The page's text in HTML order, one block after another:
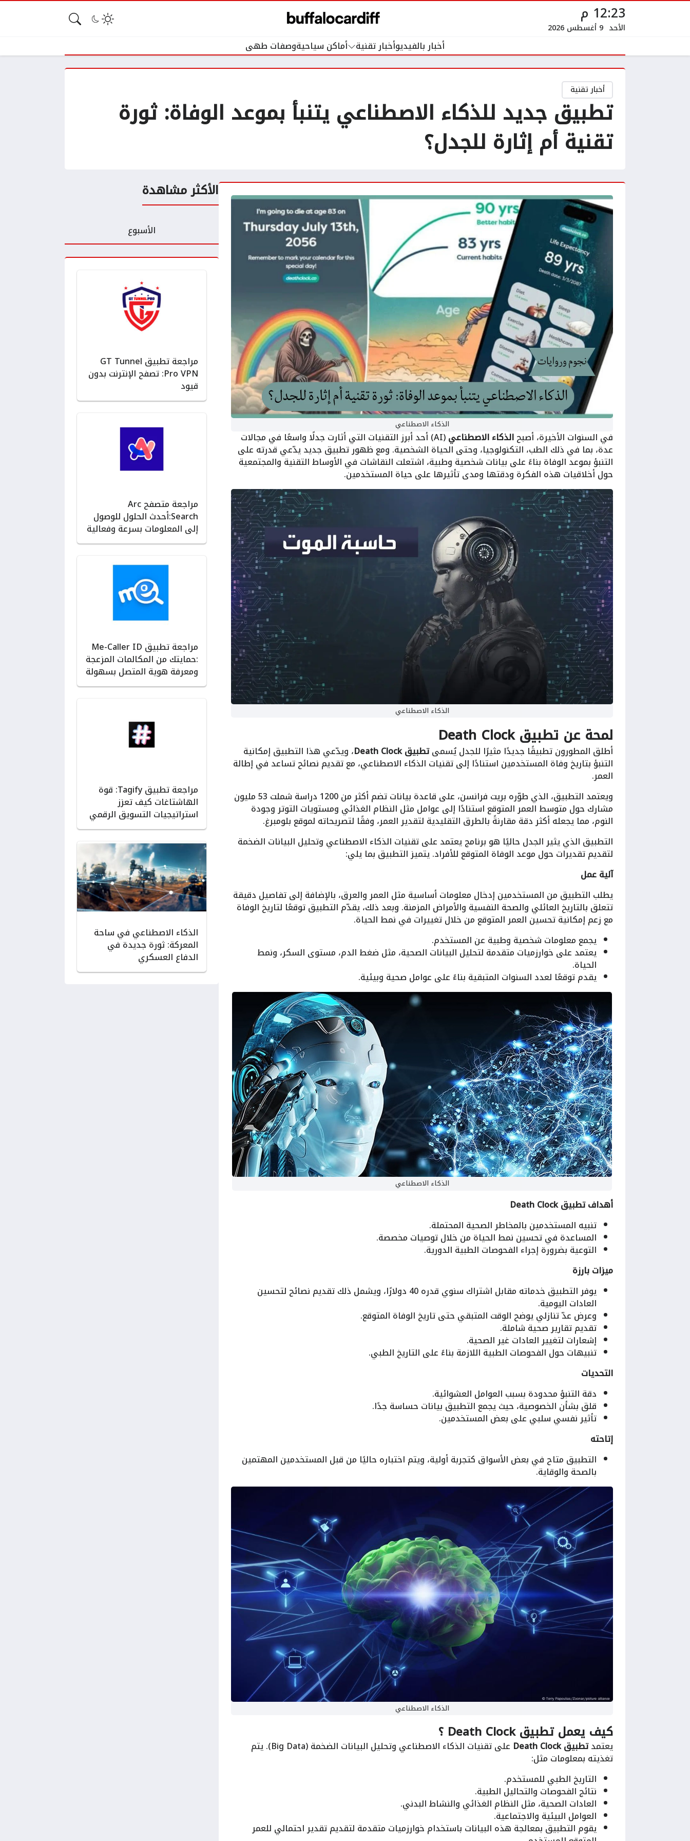
12:23 م
الأحد 9 أغسطس 2026
أخبار بالفيديوأخبار تقنية أماكن سياحيةوصفات طهى
أخبار تقنية
تطبيق جديد للذكاء الاصطناعي يتنبأ بموعد الوفاة: ثورة
تقنية أم إثارة للجدل؟
الأكثر مشاهدة
الأسبوع
مراجعة تطبيق GT Tunnel
Pro VPN: تصفح الإنترنت بدون
قيود
مراجعة متصفح Arc
Search:أحدث الحلول للوصول
إلى المعلومات بسرعة وفعالية
مراجعة تطبيق Me-Caller ID
:حمايتك من المكالمات المزعجة
ومعرفة هوية المتصل بسهولة
مراجعة تطبيق Tagify: قوة
الهاشتاغات كيف تعزز
استراتيجيات التسويق الرقمي
الذكاء الاصطناعي في ساحة
المعركة: ثورة جديدة في
الدفاع العسكري
الذكاء الاصطناعي
في السنوات الأخيرة، أصبحالذكاء الاصطناعي (AI) أحد أبرز التقنيات التي أثارت جدلًا واسعًا في مجالات
عدة، بما في ذلك الطب، التكنولوجيا، وحتى الحياة الشخصية. ومع ظهور تطبيق جديد يدّعي قدرته على
التنبؤ بموعد الوفاة بناءً على بيانات شخصية وطبية، اشتعلت النقاشات في الأوساط التقنية والمجتمعية
حول أخلاقيات هذه الفكرة ودقتها ومدى تأثيرها على حياة المستخدمين.
الذكاء الاصطناعي
لمحة عن تطبيق Death Clock
أطلق المطورون تطبيقًا جديدًا مثيرًا للجدل يُسمىتطبيق Death Clock ، ويدّعي هذا التطبيق إمكانية
التنبؤ بتاريخ وفاة المستخدمين استنادًا إلى تقنيات الذكاء الاصطناعي، مع تقديم نصائح تساعد في إطالة
العمر.
ويعتمد التطبيق، الذي طوّره بريت فرانسن، على قاعدة بيانات تضم أكثر من 1200 دراسة شملت 53 مليون
مشارك حول متوسط العمر المتوقع استنادًا إلى عوامل مثل النظام الغذائي ومستويات التوتر وجودة
النوم، مما يجعله أكثر دقة مقارنةً بالطرق التقليدية لتقدير العمر، وفقًا لتصريحاته لموقع بلومبرغ.
التطبيق الذي يثير الجدل حاليًا هو برنامج يعتمد على تقنيات الذكاء الاصطناعي وتحليل البيانات الضخمة
لتقديم تقديرات حول موعد الوفاة المتوقع للأفراد. يتميز التطبيق بما يلي:
آلية عمل
يطلب التطبيق من المستخدمين إدخال معلومات أساسية مثل العمر والعرق، بالإضافة إلى تفاصيل دقيقة
تتعلق بالتاريخ العائلي والصحة النفسية والأمراض المزمنة. وبعد ذلك، يقدّم التطبيق توقعًا لتاريخ الوفاة
مع زعم إمكانية تحسين العمر المتوقع من خلال تغييرات في نمط الحياة.
يجمع معلومات شخصية وطبية عن المستخدم.
يعتمد على خوارزميات متقدمة لتحليل البيانات الصحية، مثل ضغط الدم، مستوى السكر، ونمط
الحياة.
يقدم توقعًا لعدد السنوات المتبقية بناءً على عوامل صحية وبيئية.
الذكاء الاصطناعي
أهداف تطبيق Death Clock
تنبيه المستخدمين بالمخاطر الصحية المحتملة.
المساعدة في تحسين نمط الحياة من خلال توصيات مخصصة.
التوعية بضرورة إجراء الفحوصات الطبية الدورية.
ميزات بارزة
يوفر التطبيق خدماته مقابل اشتراك سنوي قدره 40 دولارًا، ويشمل ذلك تقديم نصائح لتحسين
العادات اليومية.
وعرض عدّ تنازلي يوضح الوقت المتبقي حتى تاريخ الوفاة المتوقع.
تقديم تقارير صحية شاملة.
إشعارات لتغيير العادات غير الصحية.
تنبيهات حول الفحوصات الطبية اللازمة بناءً على التاريخ الطبي.
التحديات
دقة التنبؤ محدودة بسبب العوامل العشوائية.
قلق بشأن الخصوصية، حيث يجمع التطبيق بيانات حساسة جدًا.
تأثير نفسي سلبي على بعض المستخدمين.
إتاحته
التطبيق متاح في بعض الأسواق كتجربة أولية، ويتم اختباره حاليًا من قبل المستخدمين المهتمين
بالصحة والوقاية.
الذكاء الاصطناعي
كيف يعملتطبيق Death Clock ؟
يعتمدتطبيق Death Clock على تقنيات الذكاء الاصطناعي وتحليل البيانات الضخمة (Big Data). يتم
تغذيته بمعلومات مثل:
التاريخ الطبي للمستخدم.
نتائج الفحوصات والتحاليل الطبية.
العادات الصحية، مثل النظام الغذائي والنشاط البدني.
العوامل البيئية والاجتماعية.
يقوم التطبيق بمعالجة هذه البيانات باستخدام خوارزميات متقدمة لتقديم تقدير احتمالي للعمر